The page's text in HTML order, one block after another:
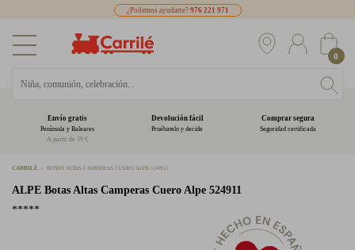
¿Podemos ayudarte? 976 221 971
0
Envío gratis
Península y Baleares
A partir de 39 €
Devolución fácil
Pruébatelo y decide
Comprar segura
Seguridad certificada
CARRILÉ BOTAS ALTAS CAMPERAS CUERO ALPE 524911
ALPE Botas Altas Camperas Cuero Alpe 524911
*****